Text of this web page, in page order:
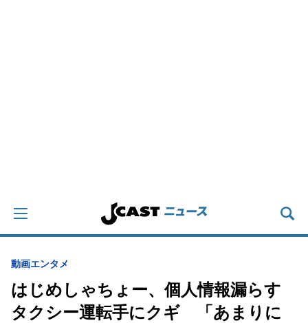
動画エンタメ
はじめしゃちょー、個人情報漏らす
タクシー運転手にクギ 「あまりに